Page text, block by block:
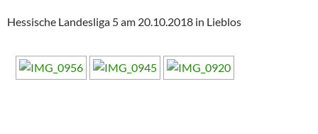
Hessische Landesliga 5 am 20.10.2018 in Lieblos